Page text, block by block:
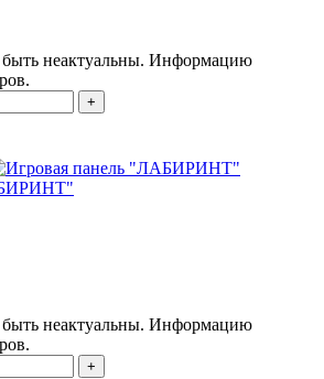
неактуальны. Информацию
+
неактуальны. Информацию
+